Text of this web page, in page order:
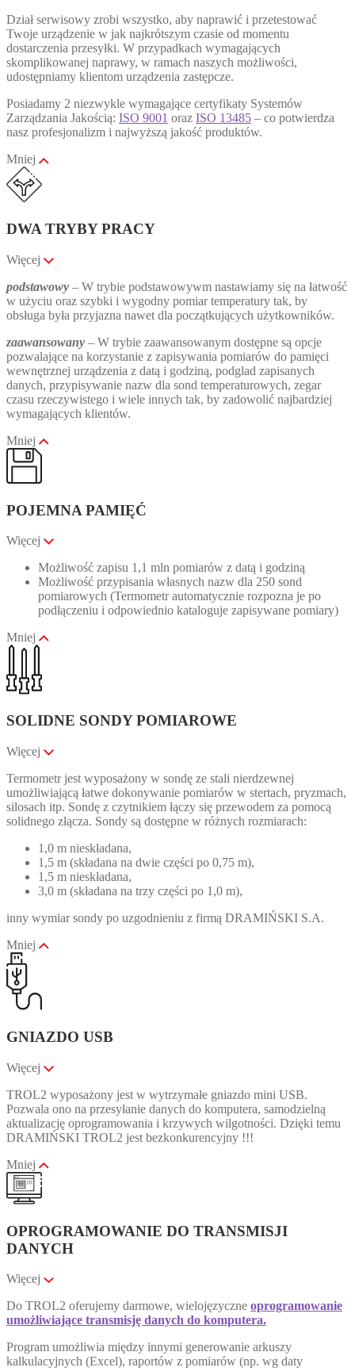
Dział serwisowy zrobi wszystko, aby naprawić i przetestować
Twoje urządzenie w jak najkrótszym czasie od momentu
dostarczenia przesyłki. W przypadkach wymagających
skomplikowanej naprawy, w ramach naszych możliwości,
udostępniamy klientom urządzenia zastępcze.
Posiadamy 2 niezwykle wymagające certyfikaty Systemów
Zarządzania Jakością: ISO 9001 oraz ISO 13485 – co potwierdza
nasz profesjonalizm i najwyższą jakość produktów.
Mniej
DWA TRYBY PRACY
Więcej
podstawowy – W trybie podstawowywm nastawiamy się na łatwość
w użyciu oraz szybki i wygodny pomiar temperatury tak, by
obsługa była przyjazna nawet dla początkujących użytkowników.
zaawansowany – W trybie zaawansowanym dostępne są opcje
pozwalające na korzystanie z zapisywania pomiarów do pamięci
wewnętrznej urządzenia z datą i godziną, podglad zapisanych
danych, przypisywanie nazw dla sond temperaturowych, zegar
czasu rzeczywistego i wiele innych tak, by zadowolić najbardziej
wymagających klientów.
Mniej
POJEMNA PAMIĘĆ
Więcej
Możliwość zapisu 1,1 mln pomiarów z datą i godziną
Możliwość przypisania własnych nazw dla 250 sond
pomiarowych (Termometr automatycznie rozpozna je po
podłączeniu i odpowiednio kataloguje zapisywane pomiary)
Mniej
SOLIDNE SONDY POMIAROWE
Więcej
Termometr jest wyposażony w sondę ze stali nierdzewnej
umożliwiającą łatwe dokonywanie pomiarów w stertach, pryzmach,
silosach itp. Sondę z czytnikiem łączy się przewodem za pomocą
solidnego złącza. Sondy są dostępne w różnych rozmiarach:
1,0 m nieskładana,
1,5 m (składana na dwie części po 0,75 m),
1,5 m nieskładana,
3,0 m (składana na trzy części po 1,0 m),
inny wymiar sondy po uzgodnieniu z firmą DRAMIŃSKI S.A.
Mniej
GNIAZDO USB
Więcej
TROL2 wyposażony jest w wytrzymałe gniazdo mini USB.
Pozwala ono na przesyłanie danych do komputera, samodzielną
aktualizację oprogramowania i krzywych wilgotności. Dzięki temu
DRAMIŃSKI TROL2 jest bezkonkurencyjny !!!
Mniej
OPROGRAMOWANIE DO TRANSMISJI
DANYCH
Więcej
Do TROL2 oferujemy darmowe, wielojęzyczne oprogramowanie
umożliwiające transmisję danych do komputera.
Program umożliwia między innymi generowanie arkuszy
kalkulacyjnych (Excel), raportów z pomiarów (np. wg daty